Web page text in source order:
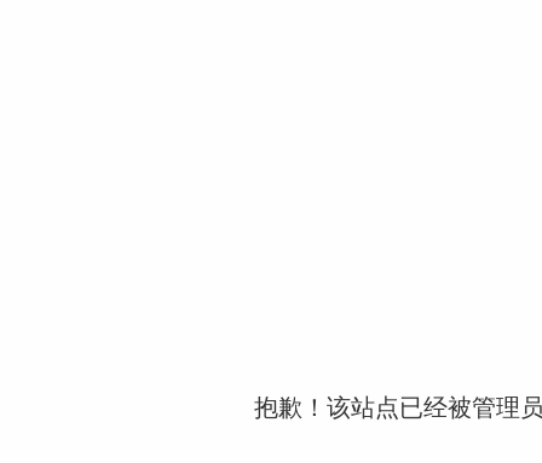
抱歉！该站点已经被管理